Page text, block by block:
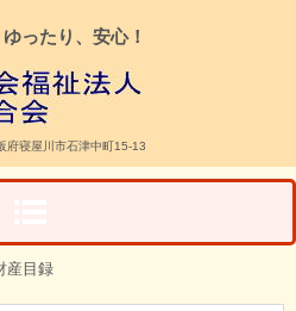
ったり、安心！
府寝屋川市石津中町15-13
産目録